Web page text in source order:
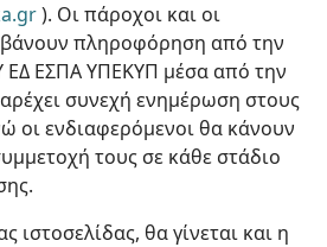
). Οι πάροχοι και οι
πληροφόρηση από την
ΕΔ ΕΣΠΑ ΥΠΕΚΥΠ μέσα από την
συνεχή ενημέρωση στους
οι ενδιαφερόμενοι θα κάνουν
τους σε κάθε στάδιο
ιστοσελίδας, θα γίνεται και η